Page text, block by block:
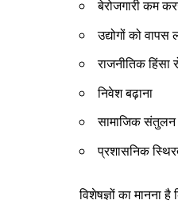
बेरोजगारी कम
उद्योगों को वापस
राजनीतिक हिंसा
निवेश बढ़ाना
सामाजिक संतुलन
प्रशासनिक
विशेषज्ञों का मानना